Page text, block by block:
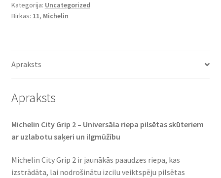
110/70
-
(priekšējā)
Kategorija: Uncategorized
Birkas: 11, Michelin
Apraksts
Apraksts
Michelin City Grip 2 – Universāla riepa pilsētas skūteriem
ar uzlabotu saķeri un ilgmūžību
Michelin City Grip 2 ir jaunākās paaudzes riepa, kas
izstrādāta, lai nodrošinātu izcilu veiktspēju pilsētas